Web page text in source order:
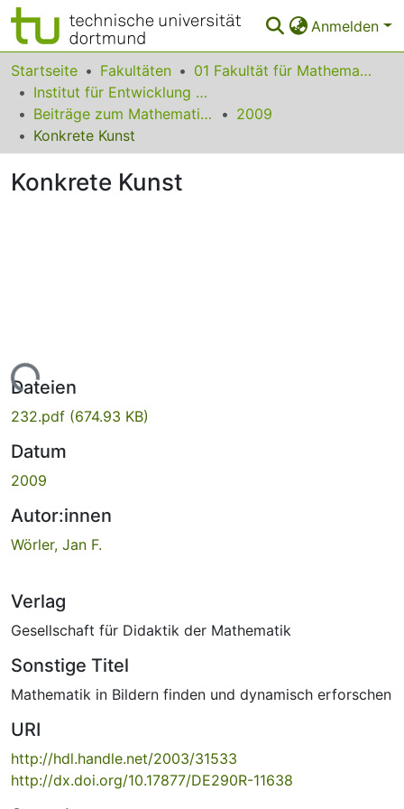
Anmelden
Bereiche & Sammlungen
Das gesamte Repositorium
Statistiken
FAQ
Startseite Fakultäten
01 Fakultät für Mathematik
Institut für Entwicklung und Erforschung des Mathematikunterrichts
Beiträge zum Mathematikunterricht
2009
Konkrete Kunst
Konkrete Kunst
Lade...
Dateien
232.pdf (674.93 KB)
Datum
2009
Autor:innen
Wörler, Jan F.
Verlag
Gesellschaft für Didaktik der Mathematik
Sonstige Titel
Mathematik in Bildern finden und dynamisch erforschen
URI
http://hdl.handle.net/2003/31533
http://dx.doi.org/10.17877/DE290R-11638